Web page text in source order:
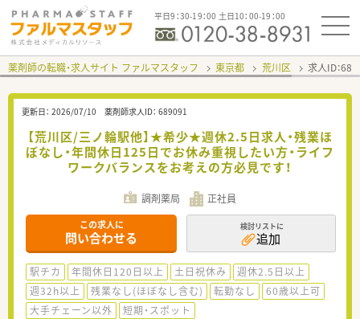
平日9：30-19：00 土日10：00-19：00
薬剤師の転職・求人サイト ファルマスタッフ 東京都 荒川区 求人ID：
更新日： 2026/07/10 薬剤師求人ID： 689091
【荒川区/三ノ輪駅他】★希少★週休2.5日求人・残業ほ
ぼなし・年間休日125日でお休み重視したい方・ライフ
ワークバランスをお考えの方必見です！
調剤薬局 正社員
この求人に
問い合わせる
検討リストに
追加
駅チカ 年間休日120日以上 土日祝休み
週休2.5日以上
週32h以上
残業なし(ほぼなし含む) 転勤なし
60歳以上可
大手チェーン以外
短期・スポット